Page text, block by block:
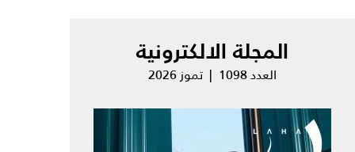
المجلة الالكترونية
العدد 1098 | تموز 2026